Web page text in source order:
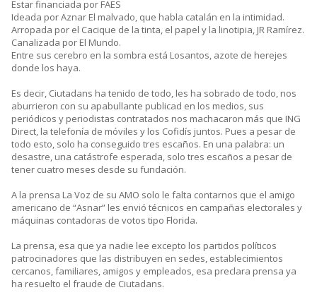
Estar financiada por FAES
Ideada por Aznar El malvado, que habla catalán en la intimidad.
Arropada por el Cacique de la tinta, el papel y la linotipia, JR Ramírez.
Canalizada por El Mundo.
Entre sus cerebro en la sombra está Losantos, azote de herejes
donde los haya.
Es decir, Ciutadans ha tenido de todo, les ha sobrado de todo, nos
aburrieron con su apabullante publicad en los medios, sus
periódicos y periodistas contratados nos machacaron más que ING
Direct, la telefonía de móviles y los Cofidís juntos. Pues a pesar de
todo esto, solo ha conseguido tres escaños. En una palabra: un
desastre, una catástrofe esperada, solo tres escaños a pesar de
tener cuatro meses desde su fundación.
A la prensa La Voz de su AMO solo le falta contarnos que el amigo
americano de “Asnar” les envió técnicos en campañas electorales y
máquinas contadoras de votos tipo Florida.
La prensa, esa que ya nadie lee excepto los partidos políticos
patrocinadores que las distribuyen en sedes, establecimientos
cercanos, familiares, amigos y empleados, esa preclara prensa ya
ha resuelto el fraude de Ciutadans.